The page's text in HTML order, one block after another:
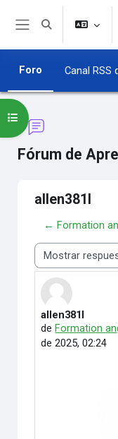
Salta al contenido
Selector de
Foro Canal RSS
Fórum de
Abrir índice del curso
allen381l
← Formation
Mostrar modo
allen381l
de Formation
de 2025, 02:24
Número de